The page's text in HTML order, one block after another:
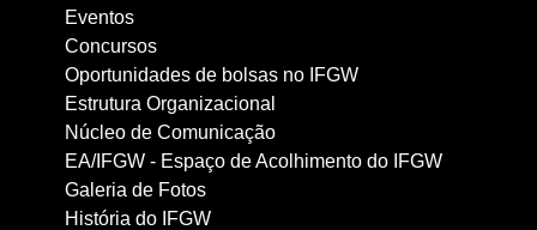
Eventos
Concursos
Oportunidades de bolsas no IFGW
Estrutura Organizacional
Núcleo de Comunicação
EA/IFGW - Espaço de Acolhimento do IFGW
Galeria de Fotos
História do IFGW